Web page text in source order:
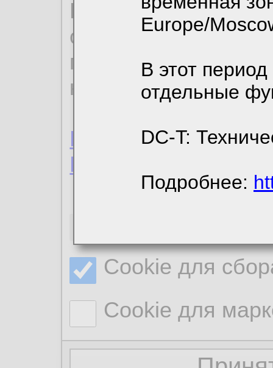
Europe/
В этот
отдельные
DC-T:
Подробнее:
По
ознакомиться с
пользовательским
Пользовательское
Политика
Cookie для
Cookie для